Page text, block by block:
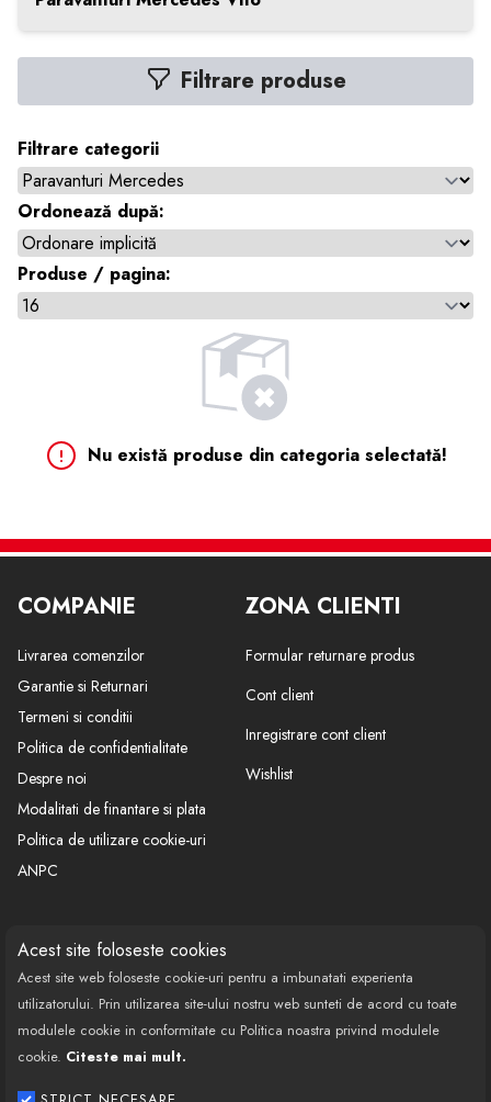
Acest site foloseste cookies
Acest site web foloseste cookie-uri pentru a imbunatati experienta
utilizatorului. Prin utilizarea site-ului nostru web sunteti de acord cu toate
modulele cookie in conformitate cu Politica noastra privind modulele
cookie. Citeste mai mult.
Filtrare produse
Filtrare categorii
Ordonează după:
Produse / pagina:
Nu există produse din categoria selectată!
COMPANIE
Livrarea comenzilor
Garantie si Returnari
Termeni si conditii
Politica de confidentialitate
Despre noi
Modalitati de finantare si plata
Politica de utilizare cookie-uri
ANPC
ZONA CLIENTI
Formular returnare produs
Cont client
Inregistrare cont client
Wishlist
CONTACT
Call Center: 0377 100 941
Program de lucru: Luni-Vineri
08:00 - 18:00
Email: contact@bestautovest.ro